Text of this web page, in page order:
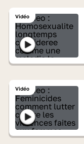
Vidéo
Vidéo